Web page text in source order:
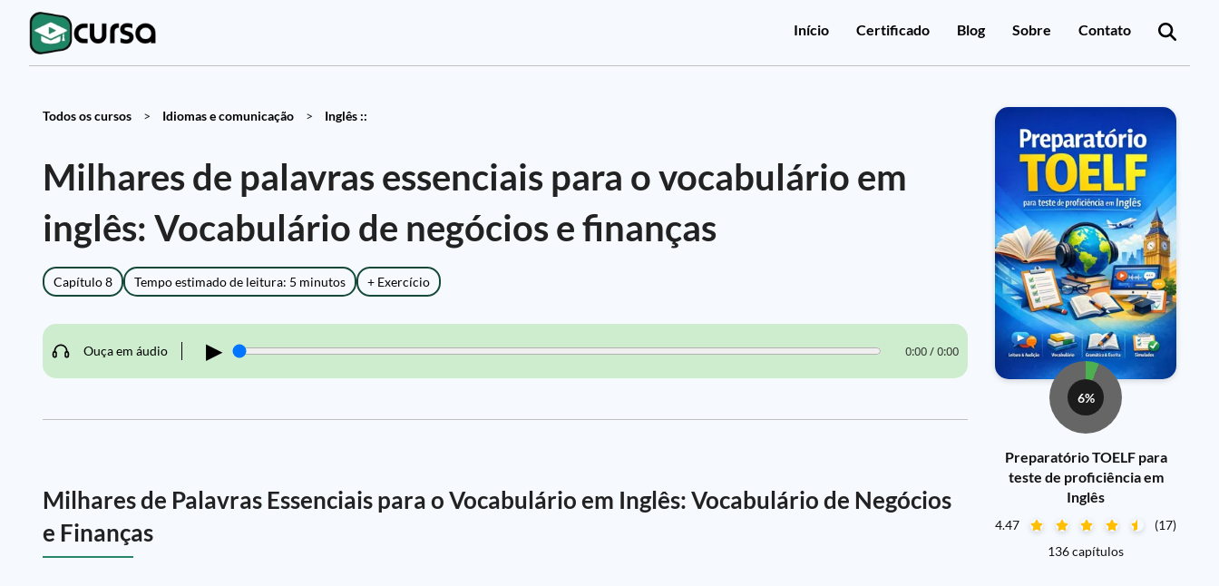
Início Certificado Blog Sobre Contato
Todos os cursos > Idiomas e comunicação > Inglês ::
Milhares de palavras essenciais para o vocabulário em
inglês: Vocabulário de negócios e finanças
Capítulo 8 Tempo estimado de leitura: 5 minutos + Exercício
Ouça em áudio ▶ 0:00 / 0:00
Milhares de Palavras Essenciais para o Vocabulário em Inglês: Vocabulário de Negócios
e Finanças
6%
Preparatório TOELF para
teste de proficiência em
Inglês
4.47
(17)
136 capítulos